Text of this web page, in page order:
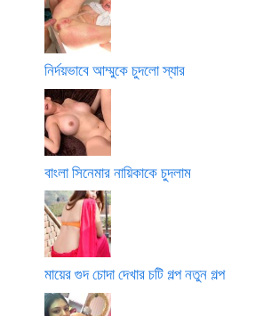
নির্দয়ভাবে আম্মুকে চুদলো স্যার
বাংলা সিনেমার নায়িকাকে চুদলাম
মায়ের গুদ চোদা দেখার চটি গল্প নতুন গল্প